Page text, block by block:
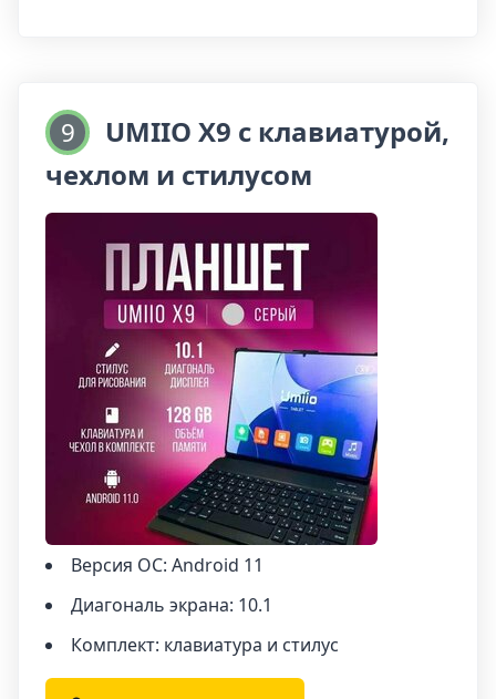
планшет Umiio P30 Ultra станет отличным
выбором. Он предлагает надежность и
удобство использования, чтобы
9
UMIIO X9 с клавиатурой,
чехлом и стилусом
Версия ОС: Android 11
Диагональ экрана: 10.1
Комплект: клавиатура и стилус